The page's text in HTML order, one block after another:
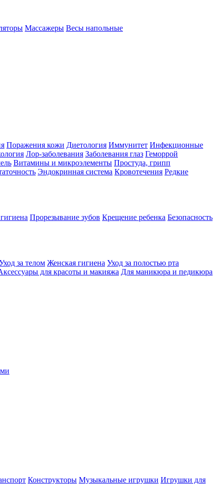
Массажеры Весы напольные
Поражения кожи Диетология Иммунитет Инфекционные
Лор-заболевания Заболевания глаз Геморрой
Витамины и микроэлементы Простуда, грипп
Эндокринная система Кровотечения Редкие
Прорезывание зубов Крещение ребенка Безопасность
за телом Женская гигиена Уход за полостью рта
для красоты и макияжа Для маникюра и педикюра
Конструкторы Музыкальные игрушки Игрушки для